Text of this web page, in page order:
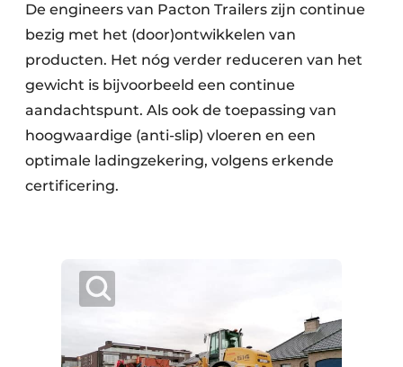
De engineers van Pacton Trailers zijn continue
bezig met het (door)ontwikkelen van
producten. Het nóg verder reduceren van het
gewicht is bijvoorbeeld een continue
aandachtspunt. Als ook de toepassing van
hoogwaardige (anti-slip) vloeren en een
optimale ladingzekering, volgens erkende
certificering.